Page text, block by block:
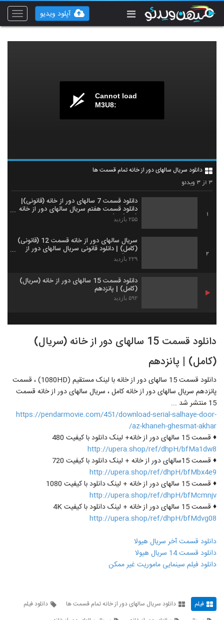
Toggle
آپلود ویدیو
Cannot load
M3U8:
دانلود سریال سالهای دور از خانه تمام قسمت ها
۳ از ۳ ویدئو
1
دانلود قسمت 7 سالهای دور از خانه (قانونی)|
دانلود قسمت هفتم سریال سالهای دور از خانه
(online)
۲۵۵ بازدید
2
سریال سالهای دور از خانه قسمت 12 (قانونی)
(کامل) | دانلود قانونی سریال سالهای دور از
خانه قسمت دوازدهم HD
۲۲۹ بازدید
دانلود قسمت 15 سالهای دور از خانه (سریال)
(کامل) | پانزدهم
۵۹۲ بازدید
دانلود قسمت 15 سالهای دور از خانه (سریال)
(کامل) | پانزدهم
دانلود قسمت 15 سالهای دور از خانه با لینک مستقیم (1080HD) ، قسمت
پانزدهم سریال سالهای دور از خانه کامل ، سریال سالهای دور از خانه قسمت
15 منتشر شد ...
https://pendarmovie.com/451/download-serial-salhaye-door-
az-khaneh-ghesmat-akhar/
♦ قسمت 15 سالهای دور از خانه+ لینک دانلود با کیفیت 480
http://upera.shop/ref/dhpH/bfMa1dw8
♦ قسمت 15سالهای دور از خانه + لینک دانلود با کیفیت 720
http://upera.shop/ref/dhpH/bfMbx4e9
♦ قسمت 15 سالهای دور از خانه + لینک دانلود با کیفیت 1080
http://upera.shop/ref/dhpH/bfMcmnjv
♦ قسمت 15 سالهای دور از خانه + لینک دانلود با کیفیت 4K
http://upera.shop/ref/dhpH/bfMdvg08
دانلود قسمت آخر سریال هیولا
دانلود قسمت 14 سریال هیولا
دانلود فیلم سینمایی ماموریت غیر ممکن
فیلم دانلود سریال سالهای دور از خانه تمام قسمت ها
دانلود فیلم